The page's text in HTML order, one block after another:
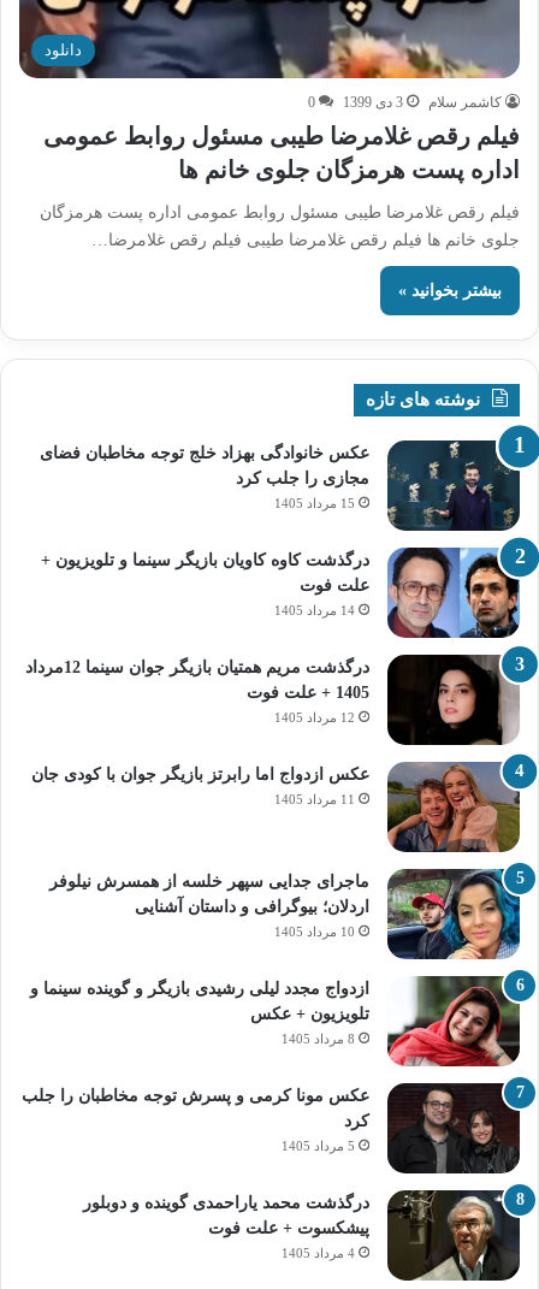
دانلود
کاشمر سلام 3 دی 1399 0
فیلم رقص غلامرضا طیبی مسئول روابط عمومی
اداره پست هرمزگان جلوی خانم ها
فیلم رقص غلامرضا طیبی مسئول روابط عمومی اداره پست هرمزگان
جلوی خانم ها فیلم رقص غلامرضا طیبی فیلم رقص غلامرضا…
بیشتر بخوانید »
نوشته های تازه
عکس خانوادگی بهزاد خلج توجه مخاطبان فضای
مجازی را جلب کرد
15 مرداد 1405
درگذشت کاوه کاویان بازیگر سینما و تلویزیون +
علت فوت
14 مرداد 1405
درگذشت مریم همتیان بازیگر جوان سینما 12مرداد
1405 + علت فوت
12 مرداد 1405
عکس ازدواج اما رابرتز بازیگر جوان با کودی جان
11 مرداد 1405
ماجرای جدایی سپهر خلسه از همسرش نیلوفر
اردلان؛ بیوگرافی و داستان آشنایی
10 مرداد 1405
ازدواج مجدد لیلی رشیدی بازیگر و گوینده سینما و
تلویزیون + عکس
8 مرداد 1405
عکس مونا کرمی و پسرش توجه مخاطبان را جلب
کرد
5 مرداد 1405
درگذشت محمد یاراحمدی گوینده و دوبلور
پیشکسوت + علت فوت
4 مرداد 1405